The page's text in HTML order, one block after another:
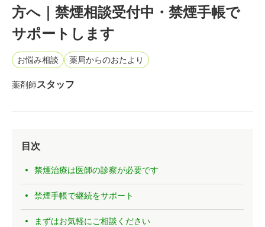
方へ｜禁煙相談受付中・禁煙手帳で
サポートします
お悩み相談 薬局からのおたより
薬剤師スタッフ
目次
禁煙治療は医師の診察が必要です
禁煙手帳で継続をサポート
まずはお気軽にご相談ください